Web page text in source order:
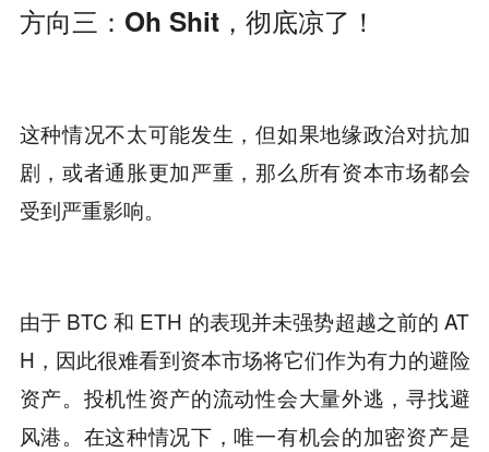
方向三：Oh Shit，彻底凉了！
这种情况不太可能发生，但如果地缘政治对抗加
剧，或者通胀更加严重，那么所有资本市场都会
受到严重影响。
由于 BTC 和 ETH 的表现并未强势超越之前的 AT
H，因此很难看到资本市场将它们作为有力的避险
资产。投机性资产的流动性会大量外逃，寻找避
风港。在这种情况下，唯一有机会的加密资产是